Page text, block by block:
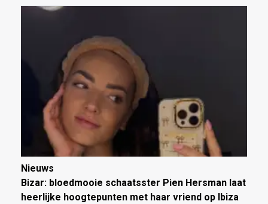
Nieuws
Bizar: bloedmooie schaatsster Pien Hersman laat
heerlijke hoogtepunten met haar vriend op Ibiza